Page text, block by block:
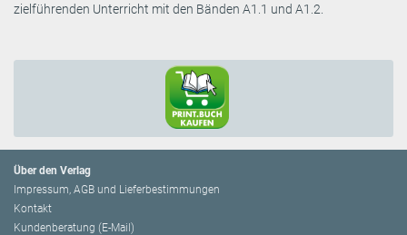
zielführenden Unterricht mit den Bänden A1.1 und A1.2.
Über den Verlag
Impressum, AGB und Lieferbestimmungen
Kontakt
Kundenberatung (E-Mail)